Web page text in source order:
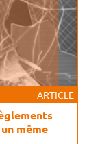
ARTICLE
même